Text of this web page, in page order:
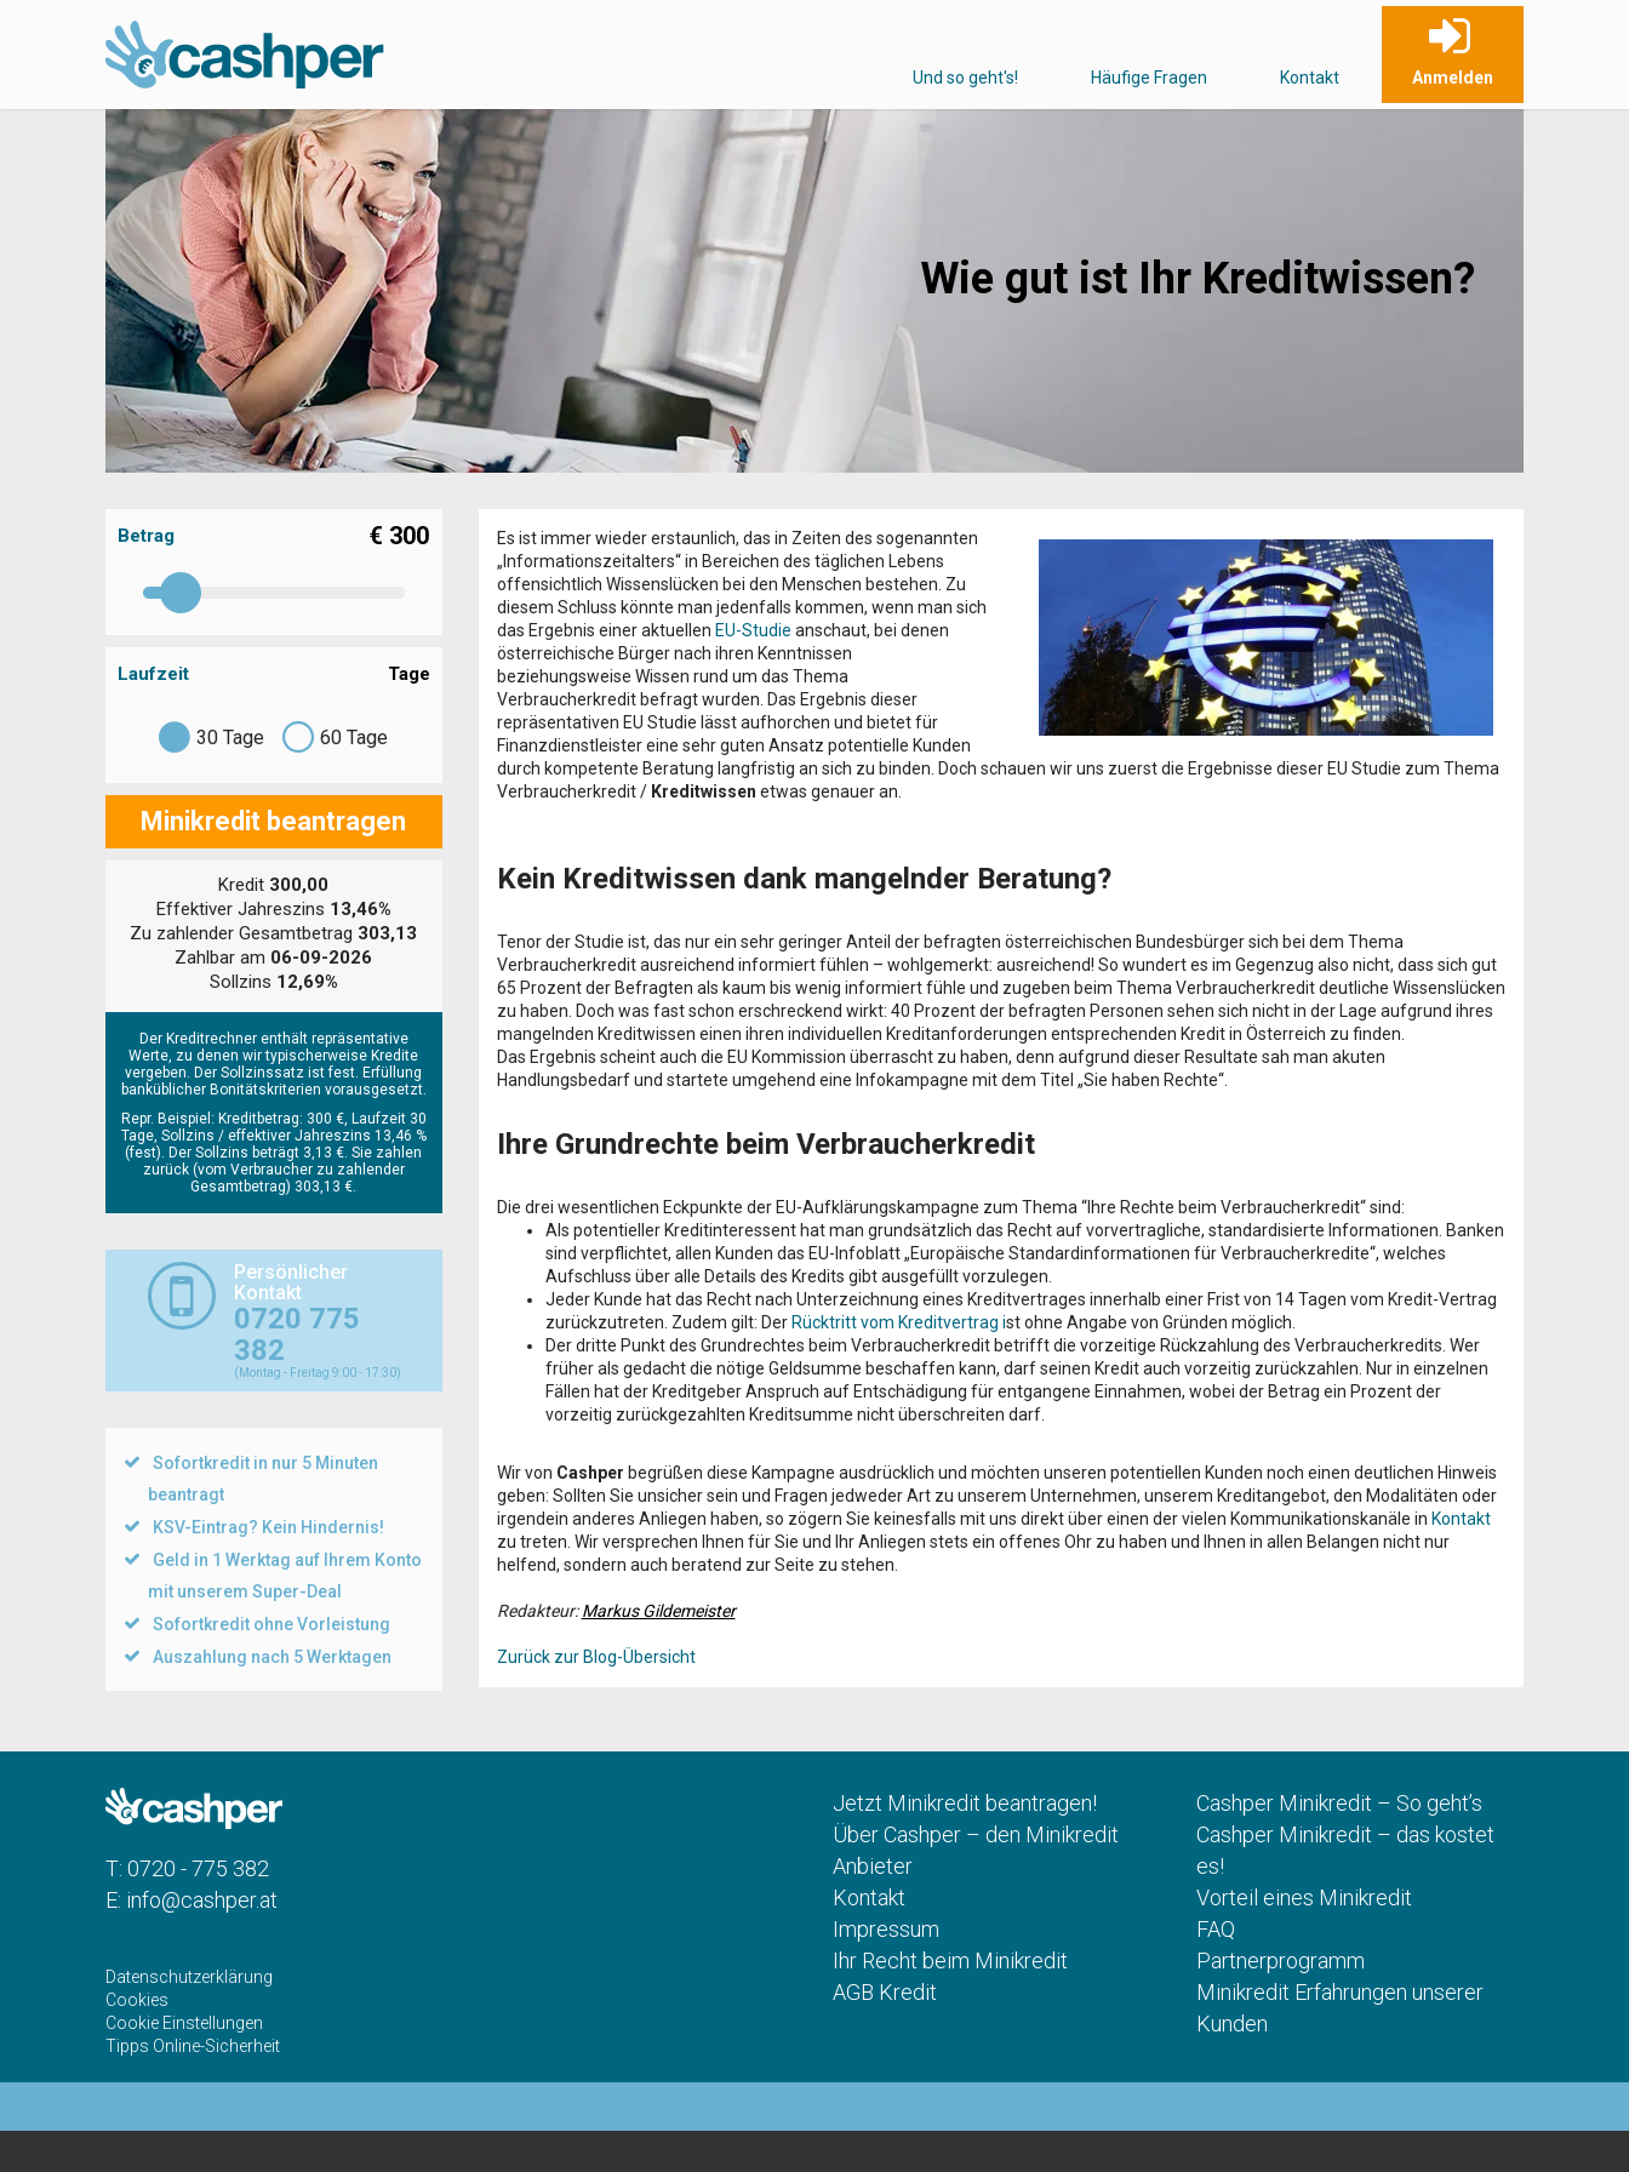
Und so geht's! Häufige Fragen Kontakt Anmelden
Wie gut ist Ihr Kreditwissen?
Betrag € 300
Laufzeit Tage
30Tage 60Tage
Minikredit beantragen
Kredit 300,00
Effektiver Jahreszins 13,46%
Zu zahlender Gesamtbetrag 303,13
Zahlbar am 06-09-2026
Sollzins 12,69%
Der Kreditrechner enthält repräsentative
Werte, zu denen wir typischerweise Kredite
vergeben. Der Sollzinssatz ist fest. Erfüllung
banküblicher Bonitätskriterien vorausgesetzt.
Repr. Beispiel: Kreditbetrag: 300 €, Laufzeit 30
Tage, Sollzins / effektiver Jahreszins 13,46 %
(fest). Der Sollzins beträgt 3,13 €. Sie zahlen
zurück (vom Verbraucher zu zahlender
Gesamtbetrag) 303,13 €.
Persönlicher
Kontakt
0720 775
382
(Montag - Freitag 9:00 - 17:30)
Sofortkredit in nur 5 Minuten
beantragt
KSV-Eintrag? Kein Hindernis!
Geld in 1 Werktag auf Ihrem Konto
mit unserem Super-Deal
Sofortkredit ohne Vorleistung
Auszahlung nach 5 Werktagen
Es ist immer wieder erstaunlich, das in Zeiten des sogenannten
„Informationszeitalters“ in Bereichen des täglichen Lebens
offensichtlich Wissenslücken bei den Menschen bestehen. Zu
diesem Schluss könnte man jedenfalls kommen, wenn man sich
das Ergebnis einer aktuellen EU-Studie anschaut, bei denen
österreichische Bürger nach ihren Kenntnissen
beziehungsweise Wissen rund um das Thema
Verbraucherkredit befragt wurden. Das Ergebnis dieser
repräsentativen EU Studie lässt aufhorchen und bietet für
Finanzdienstleister eine sehr guten Ansatz potentielle Kunden
durch kompetente Beratung langfristig an sich zu binden. Doch schauen wir uns zuerst die Ergebnisse dieser EU Studie zum Thema
Verbraucherkredit / Kreditwissen etwas genauer an.
Kein Kreditwissen dank mangelnder Beratung?
Tenor der Studie ist, das nur ein sehr geringer Anteil der befragten österreichischen Bundesbürger sich bei dem Thema
Verbraucherkredit ausreichend informiert fühlen – wohlgemerkt: ausreichend! So wundert es im Gegenzug also nicht, dass sich gut
65 Prozent der Befragten als kaum bis wenig informiert fühle und zugeben beim Thema Verbraucherkredit deutliche Wissenslücken
zu haben. Doch was fast schon erschreckend wirkt: 40 Prozent der befragten Personen sehen sich nicht in der Lage aufgrund ihres
mangelnden Kreditwissen einen ihren individuellen Kreditanforderungen entsprechenden Kredit in Österreich zu finden.
Das Ergebnis scheint auch die EU Kommission überrascht zu haben, denn aufgrund dieser Resultate sah man akuten
Handlungsbedarf und startete umgehend eine Infokampagne mit dem Titel „Sie haben Rechte“.
Ihre Grundrechte beim Verbraucherkredit
Die drei wesentlichen Eckpunkte der EU-Aufklärungskampagne zum Thema “Ihre Rechte beim Verbraucherkredit“ sind:
Als potentieller Kreditinteressent hat man grundsätzlich das Recht auf vorvertragliche, standardisierte Informationen. Banken
sind verpflichtet, allen Kunden das EU-Infoblatt „Europäische Standardinformationen für Verbraucherkredite“, welches
Aufschluss über alle Details des Kredits gibt ausgefüllt vorzulegen.
Jeder Kunde hat das Recht nach Unterzeichnung eines Kreditvertrages innerhalb einer Frist von 14 Tagen vom Kredit-Vertrag
zurückzutreten. Zudem gilt: Der Rücktritt vom Kreditvertrag ist ohne Angabe von Gründen möglich.
Der dritte Punkt des Grundrechtes beim Verbraucherkredit betrifft die vorzeitige Rückzahlung des Verbraucherkredits. Wer
früher als gedacht die nötige Geldsumme beschaffen kann, darf seinen Kredit auch vorzeitig zurückzahlen. Nur in einzelnen
Fällen hat der Kreditgeber Anspruch auf Entschädigung für entgangene Einnahmen, wobei der Betrag ein Prozent der
vorzeitig zurückgezahlten Kreditsumme nicht überschreiten darf.
Wir von Cashper begrüßen diese Kampagne ausdrücklich und möchten unseren potentiellen Kunden noch einen deutlichen Hinweis
geben: Sollten Sie unsicher sein und Fragen jedweder Art zu unserem Unternehmen, unserem Kreditangebot, den Modalitäten oder
irgendein anderes Anliegen haben, so zögern Sie keinesfalls mit uns direkt über einen der vielen Kommunikationskanäle in Kontakt
zu treten. Wir versprechen Ihnen für Sie und Ihr Anliegen stets ein offenes Ohr zu haben und Ihnen in allen Belangen nicht nur
helfend, sondern auch beratend zur Seite zu stehen.
Redakteur:Markus Gildemeister
Zurück zur Blog-Übersicht
T: 0720 - 775 382
E: info@cashper.at
Datenschutzerklärung
Cookies
Cookie Einstellungen
Tipps Online-Sicherheit
Jetzt Minikredit beantragen!
Über Cashper – den Minikredit
Anbieter
Kontakt
Impressum
Ihr Recht beim Minikredit
AGB Kredit
Cashper Minikredit – So geht’s
Cashper Minikredit – das kostet
es!
Vorteil eines Minikredit
FAQ
Partnerprogramm
Minikredit Erfahrungen unserer
Kunden